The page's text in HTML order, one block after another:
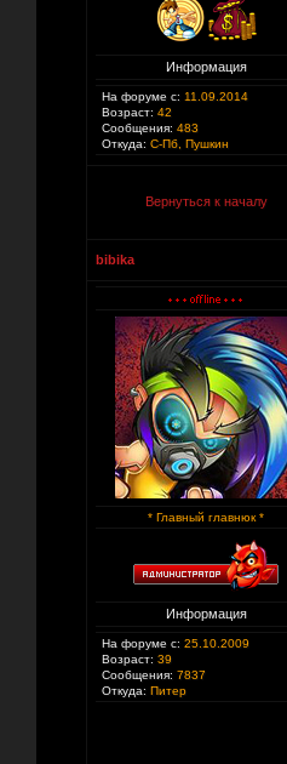
Информация
На форуме с: 11.09.2014
Возраст: 42
Сообщения: 483
Откуда: С-Пб, Пушкин
Вернуться к началу
bibika
* Главный главнюк *
Информация
На форуме с: 25.10.2009
Возраст: 39
Сообщения: 7837
Откуда: Питер